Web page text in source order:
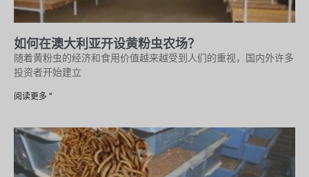
如何在澳大利亚开设黄粉虫农场？
随着黄粉虫的经济和食用价值越来越受到人们的重视，国内外许多
投资者开始建立
阅读更多 ”